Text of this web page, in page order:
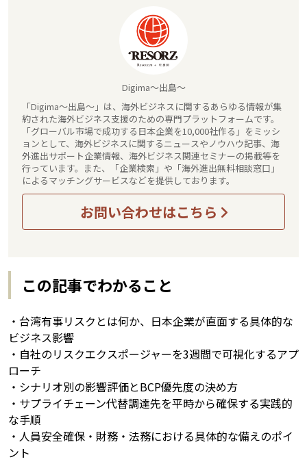
Digima～出島～
「Digima～出島～」は、海外ビジネスに関するあらゆる情報が集
約された海外ビジネス支援のための専門プラットフォームです。
「グローバル市場で成功する日本企業を10,000社作る」をミッシ
ョンとして、海外ビジネスに関するニュースやノウハウ記事、海
外進出サポート企業情報、海外ビジネス関連セミナーの掲載等を
行っています。また、「企業検索」や「海外進出無料相談窓口」
によるマッチングサービスなどを提供しております。
お問い合わせはこちら
この記事でわかること
・台湾有事リスクとは何か、日本企業が直面する具体的な
ビジネス影響
・自社のリスクエクスポージャーを3週間で可視化するアプ
ローチ
・シナリオ別の影響評価とBCP優先度の決め方
・サプライチェーン代替調達先を平時から確保する実践的
な手順
・人員安全確保・財務・法務における具体的な備えのポイ
ント